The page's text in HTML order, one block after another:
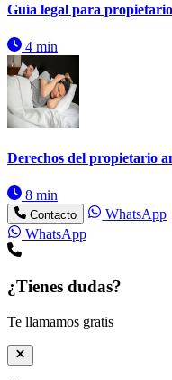
Guía legal para
4 min
Derechos del propietario
8 min
Contacto
WhatsApp
WhatsApp
¿Tienes dudas?
Te llamamos gratis